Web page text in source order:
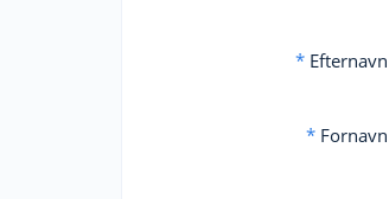
*Efternavn
*Fornavn